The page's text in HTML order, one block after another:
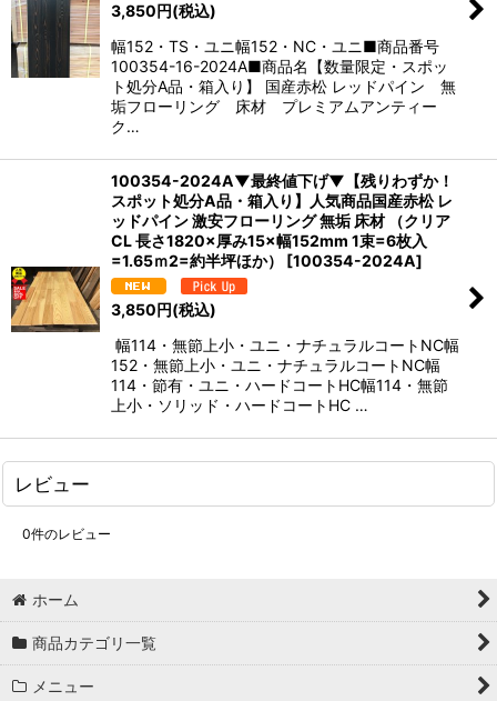
3,850円(税込)
幅152・TS・ユニ幅152・NC・ユニ■商品番号
100354-16-2024A■商品名【数量限定・スポッ
ト処分A品・箱入り】 国産赤松 レッドパイン 無
垢フローリング 床材 プレミアムアンティー
ク…
100354-2024A▼最終値下げ▼【残りわずか！
スポット処分A品・箱入り】人気商品国産赤松 レ
ッドパイン 激安フローリング 無垢 床材 （クリア
CL 長さ1820×厚み15×幅152mm 1束=6枚入
=1.65ｍ2=約半坪ほか）
[100354-2024A]
3,850円(税込)
幅114・無節上小・ユニ・ナチュラルコートNC幅
152・無節上小・ユニ・ナチュラルコートNC幅
114・節有・ユニ・ハードコートHC幅114・無節
上小・ソリッド・ハードコートHC …
レビュー
0件のレビュー
ホーム
商品カテゴリ一覧
メニュー